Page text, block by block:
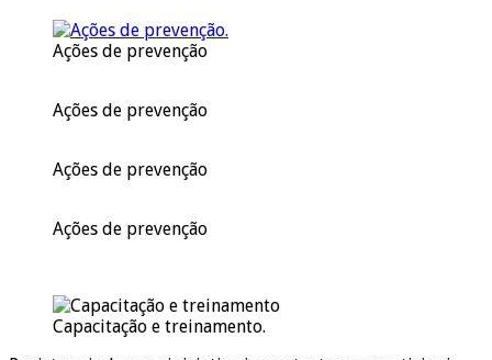
Ações de prevenção
Ações de prevenção
Ações de prevenção
Ações de prevenção
Capacitação e treinamento.